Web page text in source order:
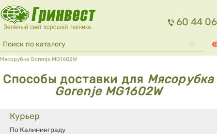
Перейти к основному содержанию
60 44 06
Форма поиска
Поиск 0
Вы здесь
Мясорубка Gorenje MG1602W
Способы доставки для Мясорубка
Gorenje MG1602W
Курьер
По Калининграду